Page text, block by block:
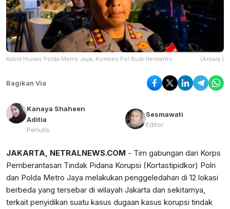
Kabid Humas Polda Metro Jaya, Kombes Pol Budi Hermanto. (Antara )
Bagikan Via
Kanaya Shaheen
Aditia
Penulis
Sesmawati
Editor
JAKARTA, NETRALNEWS.COM - Tim gabungan dari Korps
Pemberantasan Tindak Pidana Korupsi (Kortastipidkor) Polri ​
dan Polda Metro Jaya melakukan penggeledahan di 12 lokasi
berbeda yang tersebar di wilayah Jakarta dan sekitarnya,
terkait penyidikan suatu kasus dugaan kasus korupsi tindak